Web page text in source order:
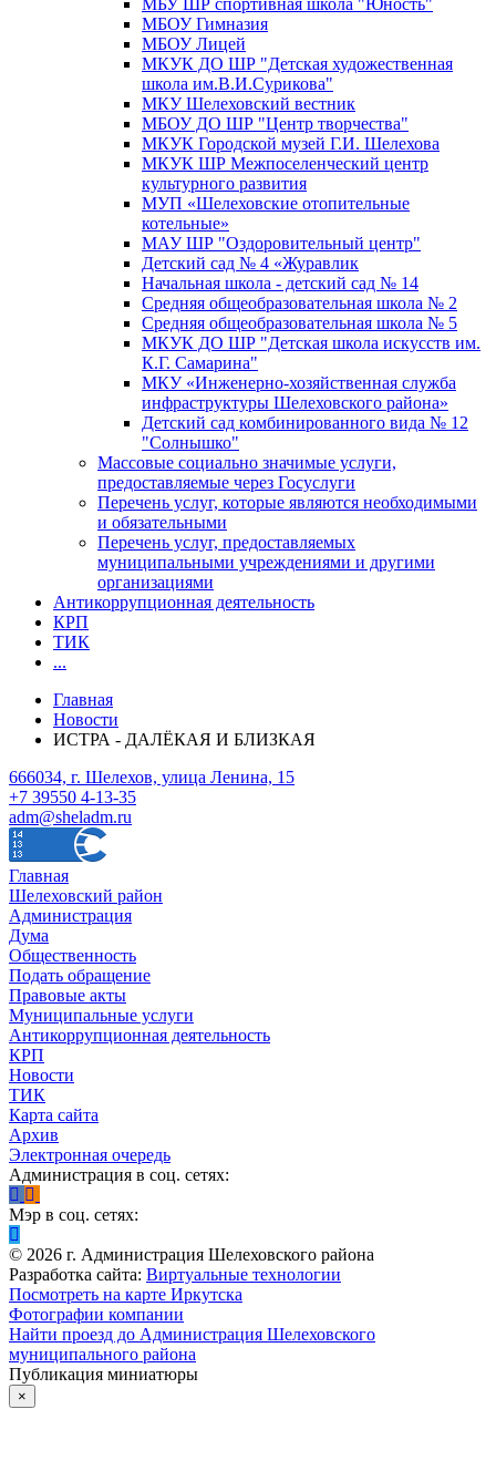
МБОУ Гимназия
МБОУ Лицей
МКУК ДО ШР "Детская художественная
школа им.В.И.Сурикова"
МКУ Шелеховский вестник
МБОУ ДО ШР "Центр творчества"
МКУК Городской музей Г.И. Шелехова
МКУК ШР Межпоселенческий центр
культурного развития
МУП «Шелеховские отопительные
котельные»
МАУ ШР "Оздоровительный центр"
Детский сад № 4 «Журавлик
Начальная школа - детский сад № 14
Средняя общеобразовательная школа № 2
Средняя общеобразовательная школа № 5
МКУК ДО ШР "Детская школа искусств им.
К.Г. Самарина"
МКУ «Инженерно-хозяйственная служба
инфраструктуры Шелеховского района»
Детский сад комбинированного вида № 12
"Солнышко"
Массовые социально значимые услуги,
предоставляемые через Госуслуги
Перечень услуг, которые являются необходимыми
и обязательными
Перечень услуг, предоставляемых
муниципальными учреждениями и другими
организациями
Антикоррупционная деятельность
КРП
ТИК
...
Главная
Новости
ИСТРА - ДАЛЁКАЯ И БЛИЗКАЯ
666034, г. Шелехов, улица Ленина, 15
+7 39550 4-13-35
adm@sheladm.ru
Главная
Шелеховский район
Администрация
Дума
Общественность
Подать обращение
Правовые акты
Муниципальные услуги
Антикоррупционная деятельность
КРП
Новости
ТИК
Карта сайта
Архив
Электронная очередь
Администрация в соц. сетях:
Мэр в соц. сетях:
© 2026 г. Администрация Шелеховского района
Разработка сайта: Виртуальные технологии
Посмотреть на карте Иркутска
Фотографии компании
Найти проезд до Администрация Шелеховского
муниципального района
Публикация миниатюры
×